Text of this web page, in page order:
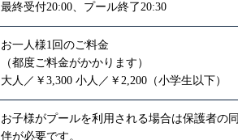
最終受付20:00、プール終了20:30
お一人様1回のご料金
（都度ご料金がかかります）
大人／￥3,300 小人／￥2,200（小学生以下）
お子様がプールを利用される場合は保護者の同
伴が必要です。